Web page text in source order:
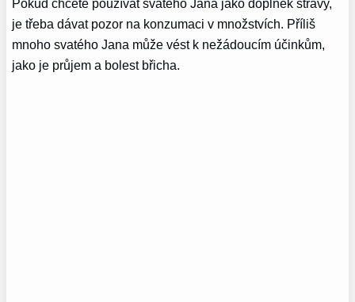
Pokud chcete používat svatého Jana jako doplněk stravy,
je třeba dávat pozor na konzumaci v množstvích. Příliš
mnoho svatého Jana může vést k nežádoucím účinkům,
jako je průjem a bolest břicha.